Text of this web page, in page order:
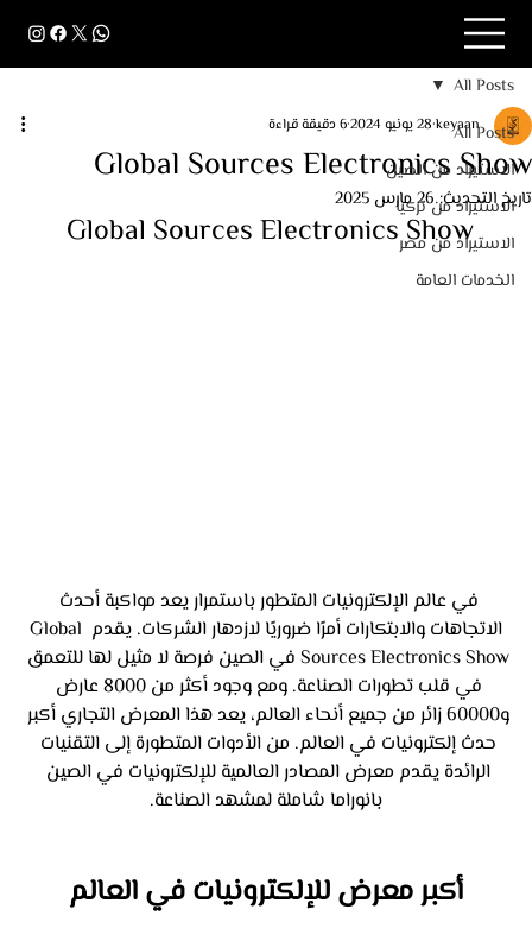
All Posts
الاستيراد من الصين
الاستيراد من تركيا
الاستيراد من مصر
الخدمات العامة
All Posts
Global Sources Electronics Show
keyaan 28 يونيو 2024 6 دقيقة قراءة
تاريخ التحديث:26 مارس 2025
Global Sources Electronics Show
في عالم الإلكترونيات المتطور باستمرار يعد مواكبة أحدث
الاتجاهات والابتكارات أمرًا ضروريًا لازدهار الشركات. يقدم Global
Sources Electronics Show في الصين فرصة لا مثيل لها للتعمق
في قلب تطورات الصناعة. ومع وجود أكثر من 8000 عارض
و60000 زائر من جميع أنحاء العالم، يعد هذا المعرض التجاري أكبر
حدث إلكترونيات في العالم. من الأدوات المتطورة إلى التقنيات
الرائدة يقدم معرض المصادر العالمية للإلكترونيات في الصين
بانوراما شاملة لمشهد الصناعة.
أكبر معرض للإلكترونيات في العالم